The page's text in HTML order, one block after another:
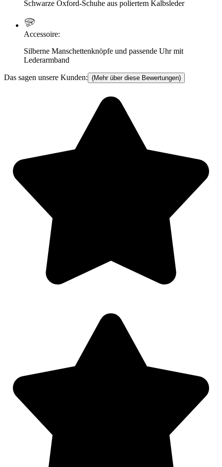
Schwarze Oxford-Schuhe aus poliertem Kalbsleder
Accessoire:
Silberne Manschettenknöpfe und passende Uhr mit
Lederarmband
Das sagen unsere Kunden: (Mehr über diese Bewertungen)